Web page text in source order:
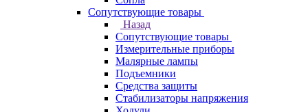
Сопутствующие товары
Назад
Сопутствующие товары
Измерительные приборы
Малярные лампы
Подъемники
Средства защиты
Стабилизаторы напряжения